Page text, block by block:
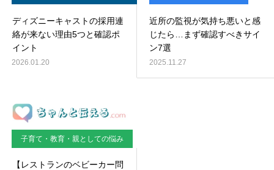
ディズニーキャストの採用連
絡が来ない理由5つと確認ポ
イント
2026.01.20
近所の監視が気持ち悪いと感
じたら…まず確認すべきサイ
ン7選
2025.11.27
子育て・教育・親としての悩み
【レストランのベビーカー問